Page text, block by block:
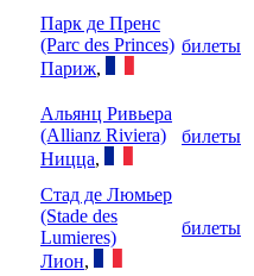
Парк де Пренс
(Parc des Princes)
Париж,
билеты
Альянц Ривьера
(Allianz Riviera)
Ницца,
билеты
Стад де Люмьер
(Stade des
Lumieres)
Лион,
билеты